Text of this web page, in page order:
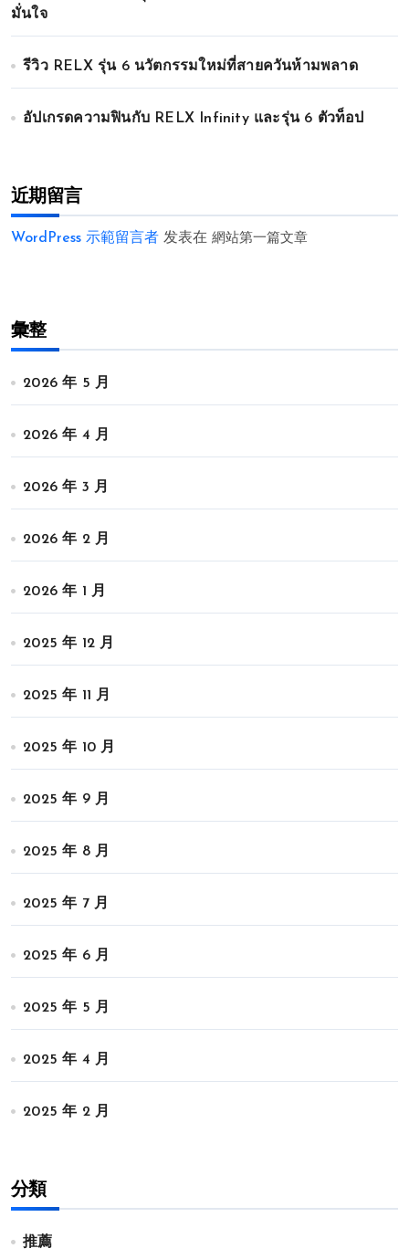
มั่นใจ
รีวิว RELX รุ่น 6 นวัตกรรมใหม่ที่สายควันห้ามพลาด
อัปเกรดความฟินกับ RELX Infinity และรุ่น 6 ตัวท็อป
近期留言
WordPress 示範留言者 发表在 網站第一篇文章
彙整
2026 年 5 月
2026 年 4 月
2026 年 3 月
2026 年 2 月
2026 年 1 月
2025 年 12 月
2025 年 11 月
2025 年 10 月
2025 年 9 月
2025 年 8 月
2025 年 7 月
2025 年 6 月
2025 年 5 月
2025 年 4 月
2025 年 2 月
分類
推薦